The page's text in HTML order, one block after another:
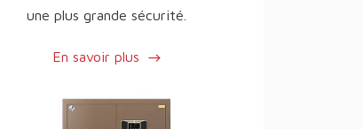
une plus grande sécurité.
En savoir plus